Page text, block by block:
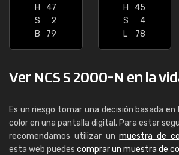
H
47
S
2
B
79
H
45
S
4
L
78
Ver NCS S 2000-N en la
Es un riesgo tomar una decisión basada en
color en una pantalla digital. Para estar
recomendamos utilizar unmuestra de
esta web puedes comprar un muestra de